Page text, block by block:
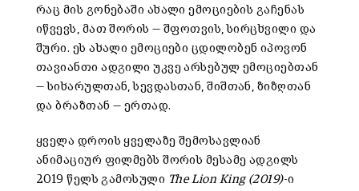
რაც მის გონებაში ახალი ემოციების გაჩენას
იწვევს, მათ შორის — შფოთვის, სირცხვილი და
შური. ეს ახალი ემოციები ცდილობენ იპოვონ
თავიანთი ადგილი უკვე არსებულ ემოციებთან
— სიხარულთან, სევდასთან, შიშთან, ზიზღთან
და ბრაზთან — ერთად.
ყველა დროის ყველაზე შემოსავლიან
ანიმაციურ ფილმებს შორის მესამე ადგილს
2019 წელს გამოსული The Lion King (2019)-ი